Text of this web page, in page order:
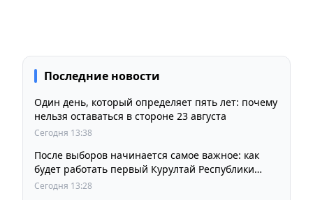
Последние новости
Один день, который определяет пять лет: почему
нельзя оставаться в стороне 23 августа
Сегодня 13:38
После выборов начинается самое важное: как
будет работать первый Курултай Республики
Казахстан
Сегодня 13:28